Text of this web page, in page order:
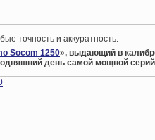
точность и аккуратность.
Socom 1250», выдающий в
день самой мощной